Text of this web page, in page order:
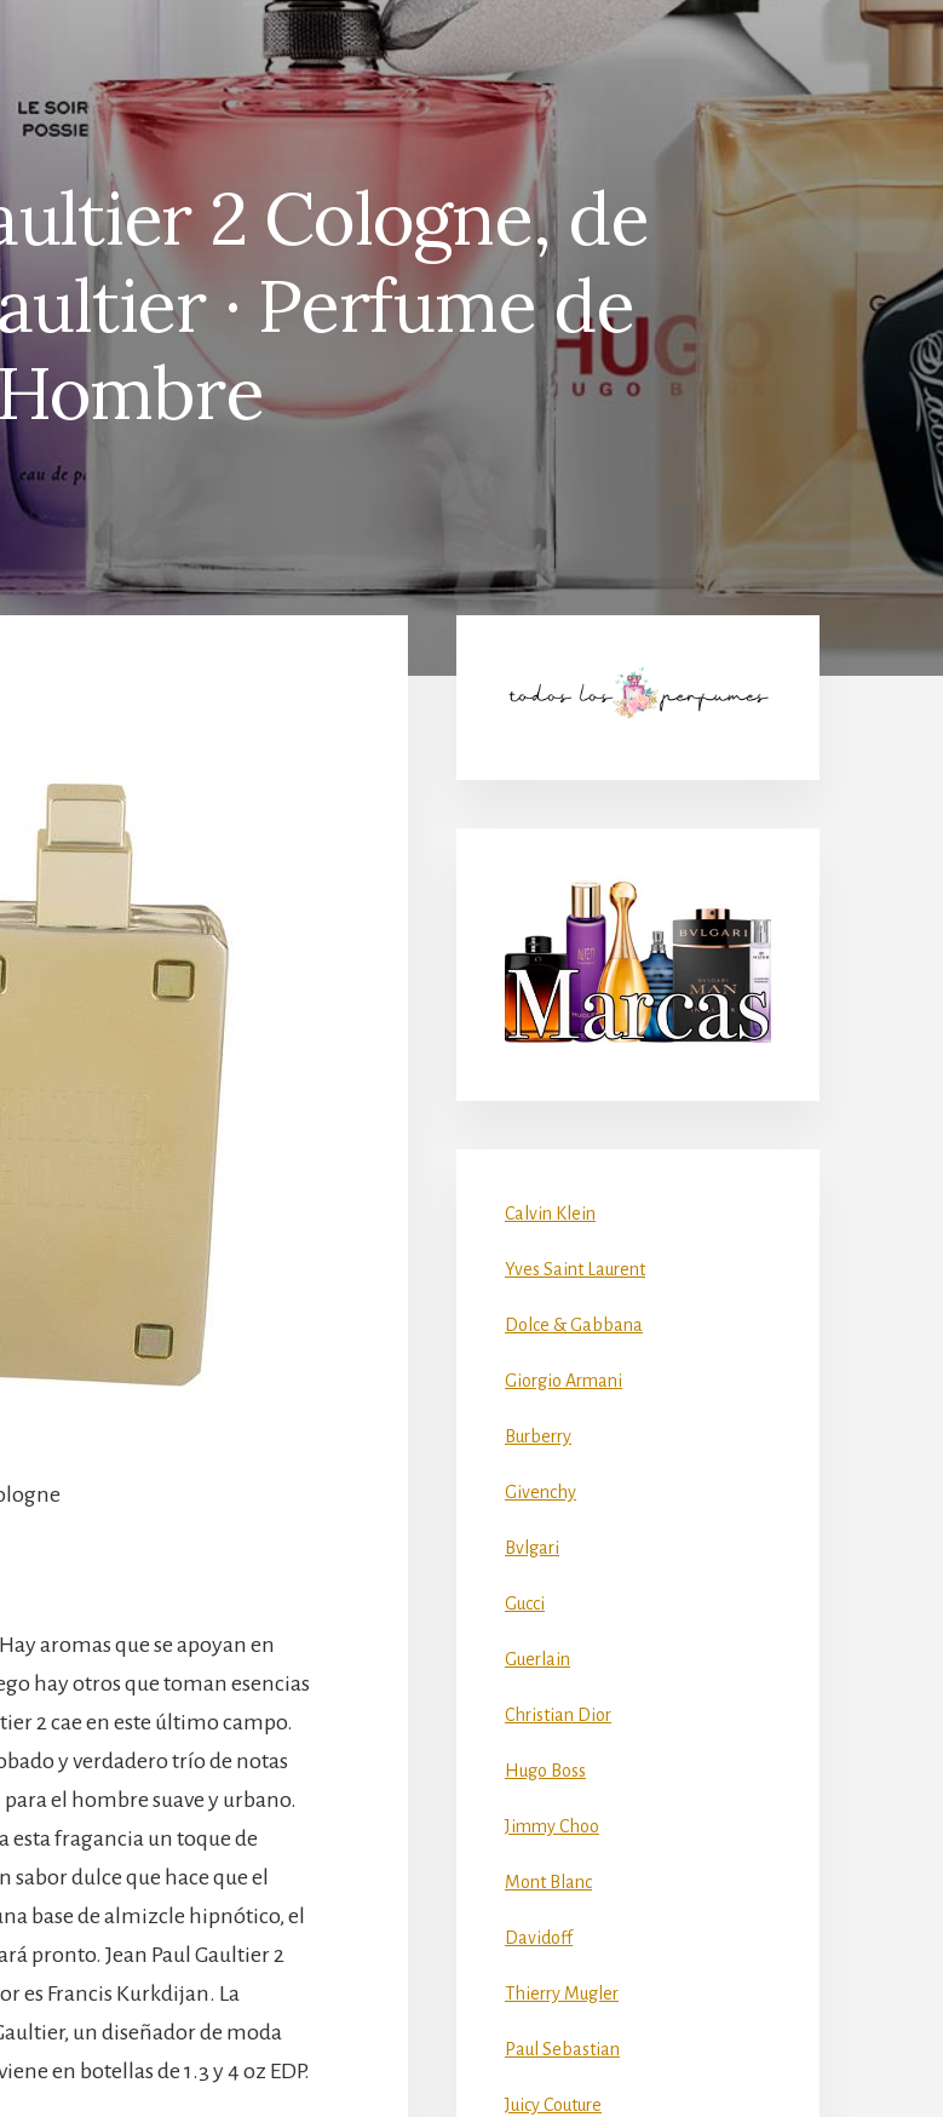
2 Cologne, de
· Perfume de
aromas que se apoyan en
hay otros que toman esencias
2 cae en este último campo.
y verdadero trío de notas
el hombre suave y urbano.
esta fragancia un toque de
dulce que hace que el
base de almizcle hipnótico, el
pronto. Jean Paul Gaultier 2
es Francis Kurkdijan. La
un diseñador de moda
en botellas de 1.3 y 4 oz EDP.
lateral
Calvin Klein
Yves Saint Laurent
Dolce & Gabbana
Giorgio Armani
Burberry
Givenchy
Bvlgari
Gucci
Guerlain
Christian Dior
Hugo Boss
Jimmy Choo
Mont Blanc
Davidoff
Thierry Mugler
Paul Sebastian
Juicy Couture